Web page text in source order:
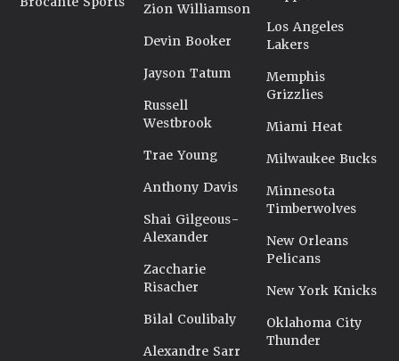
Zion Williamson
Devin Booker
Jayson Tatum
Russell
Westbrook
Trae Young
Anthony Davis
Shai Gilgeous-
Alexander
Zaccharie
Risacher
Bilal Coulibaly
Alexandre Sarr
Los Angeles
Lakers
Memphis
Grizzlies
Miami Heat
Milwaukee Bucks
Minnesota
Timberwolves
New Orleans
Pelicans
New York Knicks
Oklahoma City
Thunder